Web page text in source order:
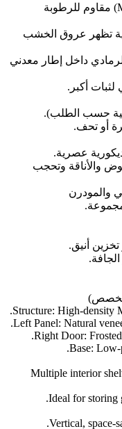
الهيكل: خشب صناعي عالي الكثافة (MDF) مقاوم للرطوبة
تظهر عروق الخشب
داخل إطار معدني
أكبر.
حسب الطلب).
أو تحف.
عصرية.
والأناقة وتحجب
والمودرن
أنيق.
Structure: High-density
Left Panel: Natural
Right Door:
Base: Low-
Multiple interior
Ideal for storing
Vertical, space-